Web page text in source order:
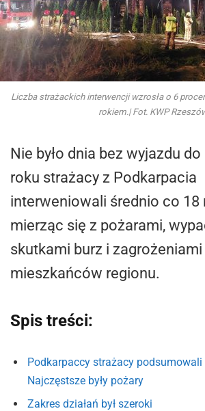
Liczba strażackich interwencji wzrosła o 6
rokiem.| Fot. KWP
Nie było dnia bez wyjazdu
roku strażacy z Podkarpacia
interweniowali średnio co 18
mierząc się z pożarami,
skutkami burz i
mieszkańców regionu.
Spis treści:
Podkarpaccy strażacy podsumowali
Najczęstsze były pożary
Zakres działań był szeroki